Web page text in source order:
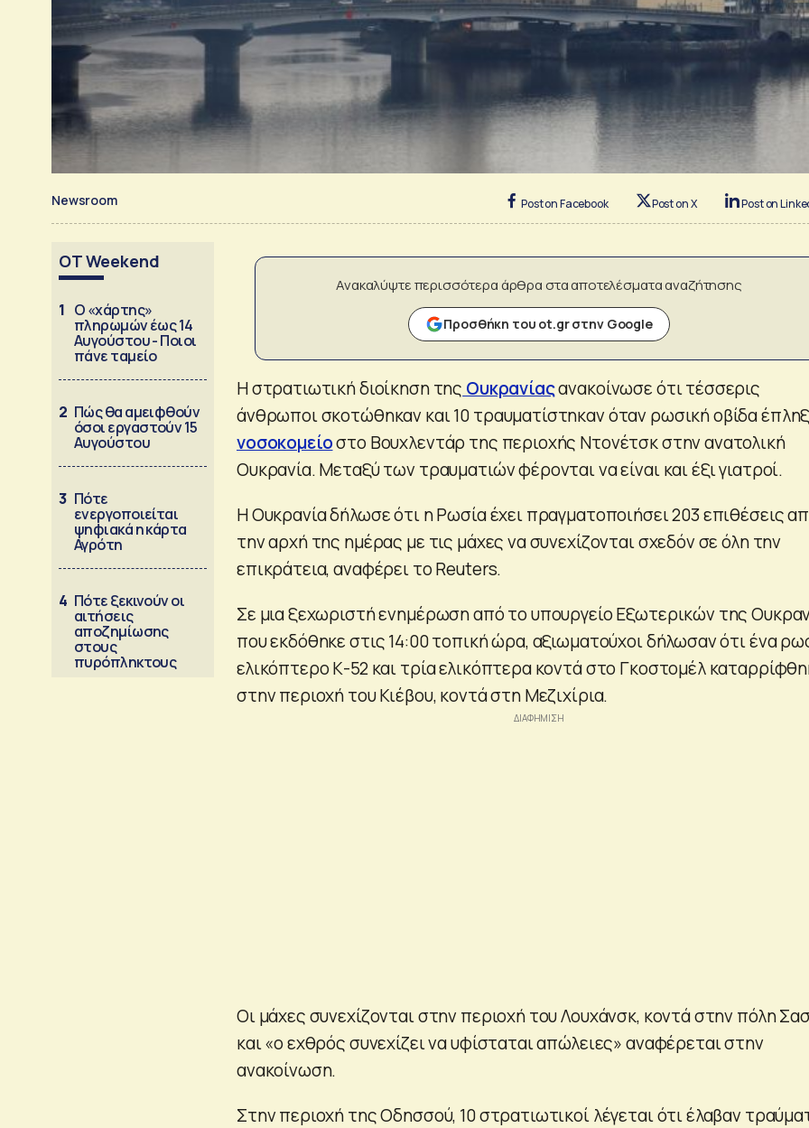
Newsroom Post on Facebook Post on X Post on
OT Weekend
1 Ο «χάρτης»
πληρωμών έως 14
Αυγούστου - Ποιοι
πάνε ταμείο
2 Πώς θα αμειφθούν
όσοι εργαστούν 15
Αυγούστου
3 Πότε
ενεργοποιείται
ψηφιακά η κάρτα
Αγρότη
4 Πότε ξεκινούν οι
αιτήσεις
αποζημίωσης
στους
πυρόπληκτους
Ανακαλύψτε περισσότερα άρθρα στα αποτελέσματα αναζήτησης
Προσθήκη του ot.gr στην Google
Η στρατιωτική διοίκηση της Ουκρανίαςανακοίνωσε ότι τέσσερις
άνθρωποι σκοτώθηκαν και 10 τραυματίστηκαν όταν ρωσική οβίδα
νοσοκομείοστο Βουχλεντάρ της περιοχής Ντονέτσκ στην ανατολική
Ουκρανία. Μεταξύ των τραυματιών φέρονται να είναι και έξι γιατροί.
Η Ουκρανία δήλωσε ότι η Ρωσία έχει πραγματοποιήσει 203 επιθέσεις
την αρχή της ημέρας με τις μάχες να συνεχίζονται σχεδόν σε όλη την
επικράτεια, αναφέρει το Reuters.
Σε μια ξεχωριστή ενημέρωση από το υπουργείο Εξωτερικών της
που εκδόθηκε στις 14:00 τοπική ώρα, αξιωματούχοι δήλωσαν ότι ένα
ελικόπτερο Κ-52 και τρία ελικόπτερα κοντά στο Γκοστομέλ
στην περιοχή του Κιέβου, κοντά στη Μεζιχίρια.
Οι μάχες συνεχίζονται στην περιοχή του Λουχάνσκ, κοντά στην πόλη
και «ο εχθρός συνεχίζει να υφίσταται απώλειες» αναφέρεται στην
ανακοίνωση.
Στην περιοχή της Οδησσού, 10 στρατιωτικοί λέγεται ότι έλαβαν